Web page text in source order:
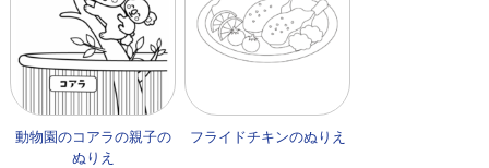
動物園のコアラの親子の
ぬりえ
フライドチキンのぬりえ